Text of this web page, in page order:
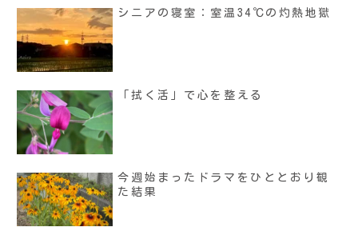
シニアの寝室：室温34℃の灼熱地獄
「拭く活」で心を整える
今週始まったドラマをひととおり観
た結果